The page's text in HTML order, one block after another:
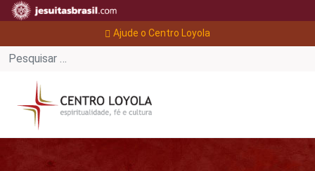
Ajude o Centro Loyola